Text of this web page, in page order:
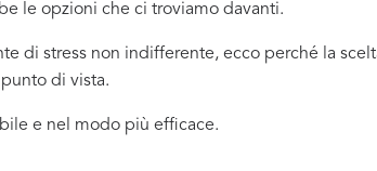
le opzioni che ci troviamo davanti.
di stress non indifferente, ecco perché la
di vista.
e nel modo più efficace.